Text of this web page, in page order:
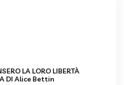
LA LORO LIBERTÀ
DI Alice Bettin